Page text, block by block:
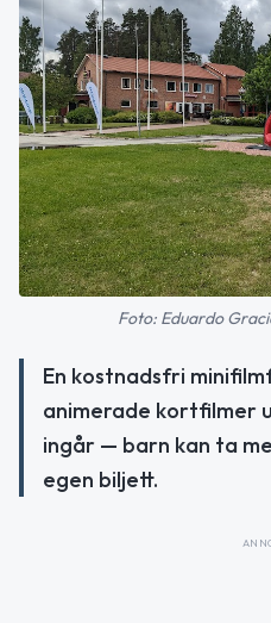
Foto: Eduardo
En kostnadsfri
animerade kortfilmer
ingår — barn kan ta
egen biljett.